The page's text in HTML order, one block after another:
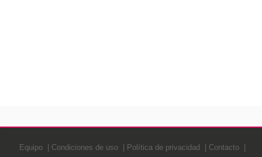
Equipo Condiciones de uso Política de privacidad Contacto